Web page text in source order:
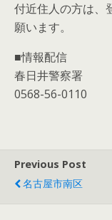
付近住人の方は、
願います。
■情報配信
春日井警察署
0568-56-0110
Previous Post
名古屋市南区